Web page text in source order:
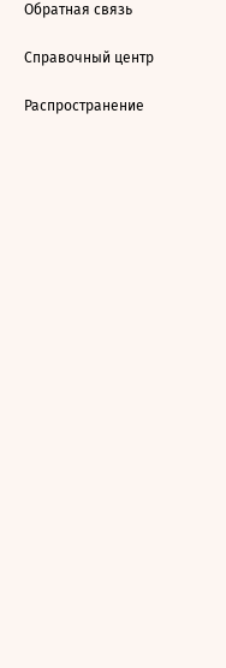
Обратная связь
Справочный центр
Распространение